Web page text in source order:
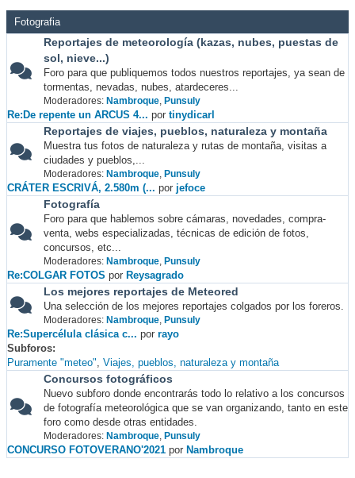
Fotografia
Reportajes de meteorología (kazas, nubes, puestas de
sol, nieve...)
Foro para que publiquemos todos nuestros reportajes, ya sean de
tormentas, nevadas, nubes, atardeceres...
Moderadores: Nambroque, Punsuly
Re:De repente un ARCUS 4... por tinydicarl
Reportajes de viajes, pueblos, naturaleza y montaña
Muestra tus fotos de naturaleza y rutas de montaña, visitas a
ciudades y pueblos,...
Moderadores: Nambroque, Punsuly
CRÁTER ESCRIVÁ, 2.580m (... por jefoce
Fotografía
Foro para que hablemos sobre cámaras, novedades, compra-
venta, webs especializadas, técnicas de edición de fotos,
concursos, etc...
Moderadores: Nambroque, Punsuly
Re:COLGAR FOTOS por Reysagrado
Los mejores reportajes de Meteored
Una selección de los mejores reportajes colgados por los foreros.
Moderadores: Nambroque, Punsuly
Re:Supercélula clásica c... por rayo
Subforos
Puramente "meteo" Viajes, pueblos, naturaleza y montaña
Concursos fotográficos
Nuevo subforo donde encontrarás todo lo relativo a los concursos
de fotografía meteorológica que se van organizando, tanto en este
foro como desde otras entidades.
Moderadores: Nambroque, Punsuly
CONCURSO FOTOVERANO'2021 por Nambroque